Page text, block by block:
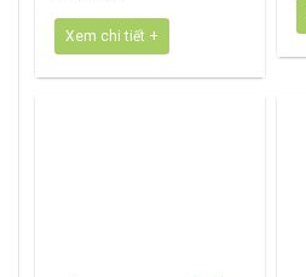
Xem chi tiết +